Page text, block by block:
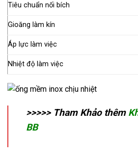
Tiêu chuẩn nối bích
Gioăng làm kín
Áp lực làm việc
Nhiệt độ làm việc
>>>>> Tham Khảo thêm
BB